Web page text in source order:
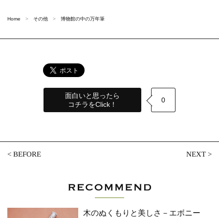
Home その他 博物館の中の万年筆
面白いと思ったら
コチラをClick！
0
<BEFORE NEXT>
木のぬくもりと美しさ－エボニー